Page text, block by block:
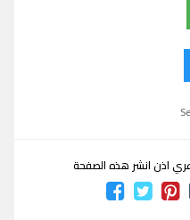
اذن انشر هذه الصفحة